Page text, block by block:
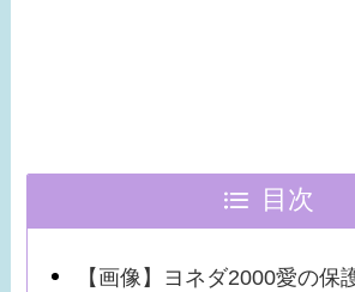
目次
【画像】ヨネダ2000愛の保